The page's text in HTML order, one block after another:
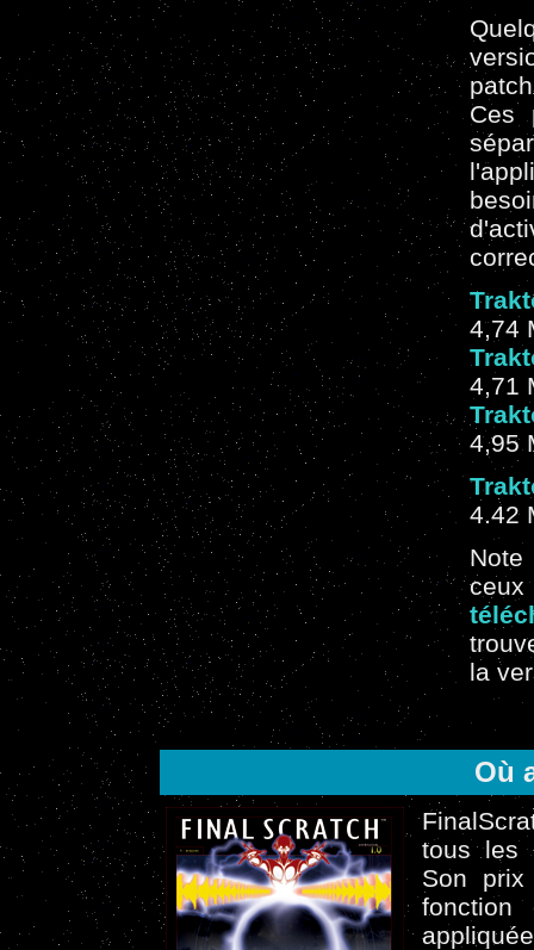
Ces
4,74
4,71
4,95
4.42
la
Où
tous les
Son